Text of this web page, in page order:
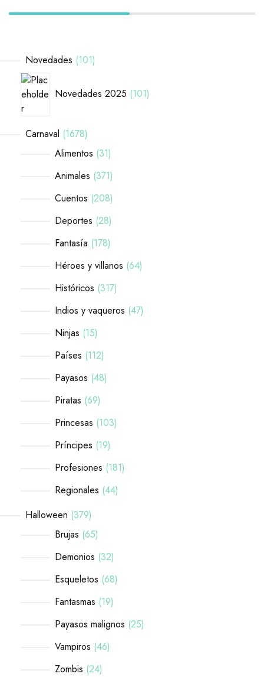
Novedades 101
Novedades 2025 101
Carnaval 1678
Alimentos 31
Animales 371
Cuentos 208
Deportes 28
Fantasía 178
Héroes y villanos 64
Históricos 317
Indios y vaqueros 47
Ninjas 15
Países 112
Payasos 48
Piratas 69
Princesas 103
Príncipes 19
Profesiones 181
Regionales 44
Halloween 379
Brujas 65
Demonios 32
Esqueletos 68
Fantasmas 19
Payasos malignos 25
Vampiros 46
Zombis 24